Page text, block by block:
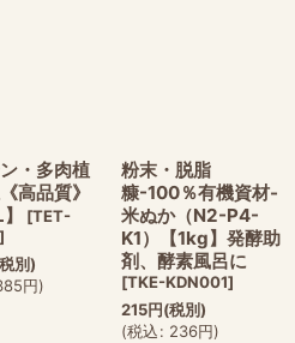
・多肉植
高品質》
[TET-
]
別)
円)
粉末・脱脂
糠-100％有機資材-
米ぬか（N2-P4-
K1）【1kg】発酵助
剤、酵素風呂に
[TKE-KDN001]
215円(税別)
(税込: 236円)